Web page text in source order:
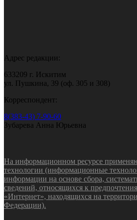
Адрес редакции:
633209 г. Искитим
ул. Пушкина, 39 (оф. 305 и 308)
Корреспондент:
8(383-43) 7-90-60
Зубарева Анна Юрьевна
На информационном ресурсе
технологии (информационные
информации на основе сбора,
сведений, относящихся к
«Интернет», находящихся на
Федерации).